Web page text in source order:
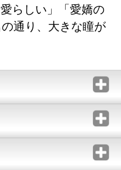
らしい」「愛嬌の
通り、大きな瞳が